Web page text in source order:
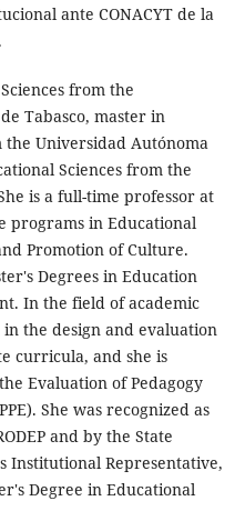
ante CONACYT de la
from the
Tabasco, master in
Universidad Autónoma
Sciences from the
is a full-time professor at
programs in Educational
Promotion of Culture.
Degrees in Education
In the field of academic
the design and evaluation
curricula, and she is
Evaluation of Pedagogy
She was recognized as
and by the State
Institutional Representative,
Degree in Educational